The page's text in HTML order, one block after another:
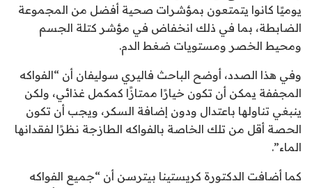
يوميًا كانوا يتمتعون بمؤشرات صحية أفضل من المجموعة
الضابطة، بما في ذلك انخفاض في مؤشر كتلة الجسم
ومحيط الخصر ومستويات ضغط الدم.
وفي هذا الصدد، أوضح الباحث فاليري سوليفان أن “الفواكه
المجففة يمكن أن تكون خيارًا ممتازًا كمكمل غذائي، ولكن
ينبغي تناولها باعتدال ودون إضافة السكر، ويجب أن تكون
الحصة أقل من تلك الخاصة بالفواكه الطازجة نظرًا لفقدانها
الماء”.
كما أضافت الدكتورة كريستينا بيترسن أن “جميع الفواكه